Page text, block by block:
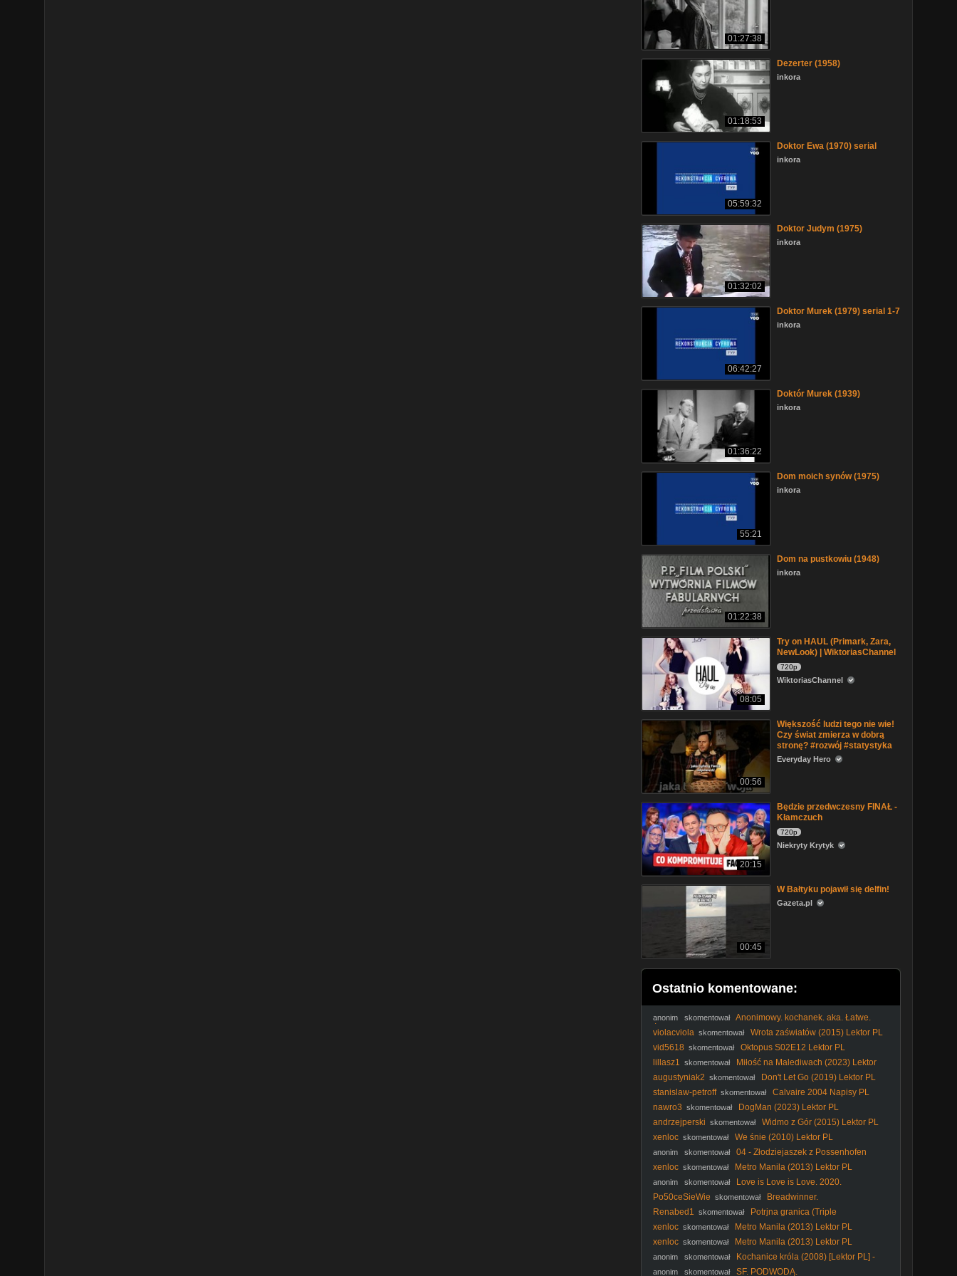
01:27:38
01:18:53
Dezerter (1958)
inkora
05:59:32
Doktor Ewa (1970) serial
inkora
01:32:02
Doktor Judym (1975)
inkora
06:42:27
Doktor Murek (1979) serial 1-7
inkora
01:36:22
Doktór Murek (1939)
inkora
55:21
Dom moich synów (1975)
inkora
01:22:38
Dom na pustkowiu (1948)
inkora
08:05
Try on HAUL (Primark, Zara,
NewLook) | WiktoriasChannel
720p
WiktoriasChannel
00:56
Większość ludzi tego nie wie!
Czy świat zmierza w dobrą
stronę? #rozwój #statystyka
Everyday Hero
20:15
Będzie przedwczesny FINAŁ -
Kłamczuch
720p
Niekryty Krytyk
00:45
W Bałtyku pojawił się delfin!
Gazeta.pl
Ostatnio komentowane:
anonim skomentował Anonimowy. kochanek. aka. Łatwe.
Życie. 1949. Lektor.pl
violacviola skomentował
Wrota zaświatów (2015) Lektor PL
vid5618 skomentował
Oktopus S02E12 Lektor PL
lillasz1 skomentował
Miłość na Malediwach (2023) Lektor
PL
augustyniak2 skomentował
Don't Let Go (2019) Lektor PL
stanislaw-petroff skomentował
Calvaire 2004 Napisy PL
nawro3 skomentował
DogMan (2023) Lektor PL
andrzejperski skomentował
Widmo z Gór (2015) Lektor PL
xenloc skomentował We śnie (2010) Lektor PL
anonim skomentował
04 - Złodziejaszek z Possenhofen
xenloc skomentował Metro Manila (2013) Lektor PL
anonim skomentował
Love is Love is Love. 2020.
Po50ceSieWie skomentował
Breadwinner.
Renabed1 skomentował
Potrjna granica (Triple
Frontier2019) Lektor Pl 1080p.
xenloc skomentował
Metro Manila (2013) Lektor PL
xenloc skomentował Metro Manila (2013) Lektor PL
anonim skomentował
Kochanice króla (2008) [Lektor PL] -
The Other Boleyn Girl
anonim skomentował SF. PODWODĄ.